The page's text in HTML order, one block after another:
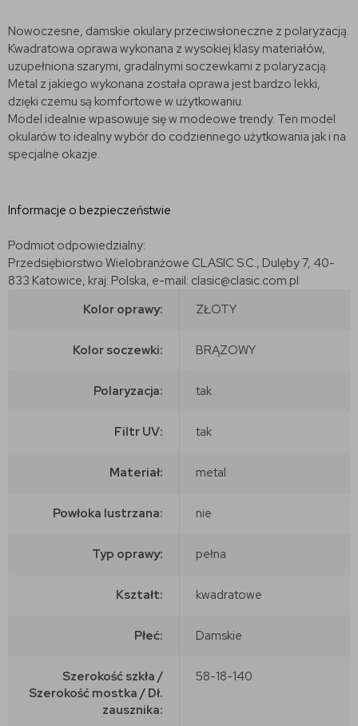
Nowoczesne, damskie okulary przeciwsłoneczne z polaryzacją.
Kwadratowa oprawa wykonana z wysokiej klasy materiałów,
uzupełniona szarymi, gradalnymi soczewkami z polaryzacją.
Metal z jakiego wykonana została oprawa jest bardzo lekki,
dzięki czemu są komfortowe w użytkowaniu.
Model idealnie wpasowuje się w modeowe trendy. Ten model
okularów to idealny wybór do codziennego użytkowania jak i na
specjalne okazje.
Informacje o bezpieczeństwie
Podmiot odpowiedzialny:
Przedsiębiorstwo Wielobranżowe CLASIC S.C., Dulęby 7, 40-
833 Katowice, kraj: Polska, e-mail: clasic@clasic.com.pl
Kolor oprawy:
ZŁOTY
Kolor soczewki: BRĄZOWY
Polaryzacja: tak
Filtr UV: tak
Materiał: metal
Powłoka lustrzana: nie
Typ oprawy: pełna
Kształt: kwadratowe
Płeć: Damskie
Szerokość szkła /
Szerokość mostka / Dł.
zausznika:
58-18-140